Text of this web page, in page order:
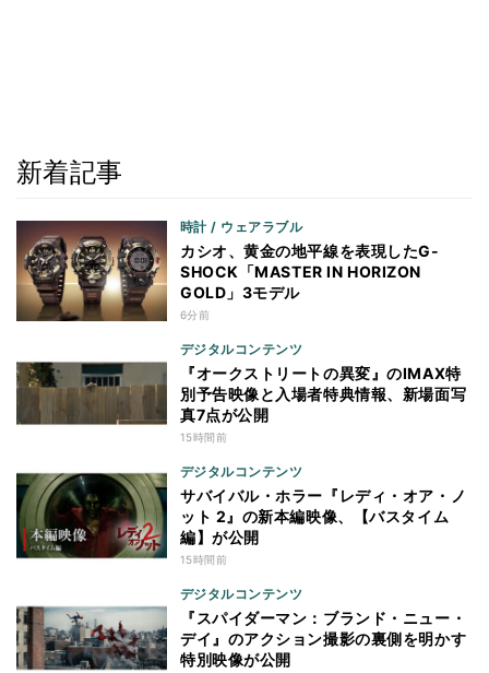
新着記事
時計 / ウェアラブル
カシオ、黄金の地平線を表現したG-
SHOCK「MASTER IN HORIZON
GOLD」3モデル
6分前
デジタルコンテンツ
『オークストリートの異変』のIMAX特
別予告映像と入場者特典情報、新場面写
真7点が公開
15時間前
デジタルコンテンツ
サバイバル・ホラー『レディ・オア・ノ
ット 2』の新本編映像、【バスタイム
編】が公開
15時間前
デジタルコンテンツ
『スパイダーマン：ブランド・ニュー・
デイ』のアクション撮影の裏側を明かす
特別映像が公開